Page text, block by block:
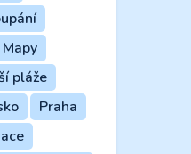
Mapy
pláže
Praha